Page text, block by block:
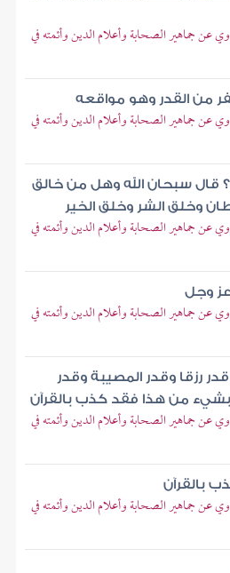
عن جماهير الصحابة وأعلام الدين وأئمته في
من القدر وهو مواقعه
عن جماهير الصحابة وأعلام الدين وأئمته في
قال سبحان الله وهل من خالق
وخلق الشر وخلق الخير
عن جماهير الصحابة وأعلام الدين وأئمته في
وجل
عن جماهير الصحابة وأعلام الدين وأئمته في
رزقا وقدر المصيبة وقدر
من هذا فقد كذب بالقرآن
عن جماهير الصحابة وأعلام الدين وأئمته في
بالقرآن
عن جماهير الصحابة وأعلام الدين وأئمته في